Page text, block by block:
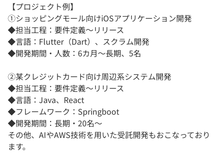
【プロジェクト例】
①ショッピングモール向けiOSアプリケーション開発
◆担当工程：要件定義〜リリース
◆言語：Flutter（Dart）、スクラム開発
◆開発期間・人数：6カ月〜長期、5名
②某クレジットカード向け周辺系システム開発
◆担当工程：要件定義〜リリース
◆言語：Java、React
◆フレームワーク：Springboot
◆開発期間：長期・20名〜
その他、AIやAWS技術を用いた受託開発もおこなっており
ます。